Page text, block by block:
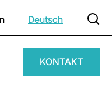
Deutsch
KONTAKT